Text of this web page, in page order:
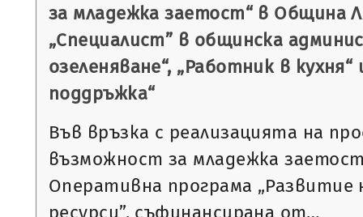
за младежка заетост“ в Община
„Специалист” в общинска
озеленяване“, „Работник в
поддръжка“
Във връзка с реализацията на
възможност за младежка
Оперативна програма
ресурси”, съфинансирана от…